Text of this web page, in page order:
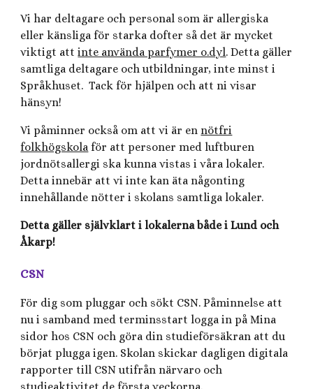
Vi har deltagare och personal som är allergiska
eller känsliga för starka dofter så det är mycket
viktigt attinte använda parfymer o.dyl. Detta gäller
samtliga deltagare och utbildningar, inte minst i
Språkhuset. Tack för hjälpen och att ni visar
hänsyn!
Vi påminner också om att vi är en nötfri
folkhögskola för att personer med luftburen
jordnötsallergi ska kunna vistas i våra lokaler.
Detta innebär att vi inte kan äta någonting
innehållande nötter i skolans samtliga lokaler.
Detta gäller självklart i lokalerna både i Lund och
Åkarp!
CSN
För dig som pluggar och sökt CSN. Påminnelse att
nu i samband med terminsstart logga in på Mina
sidor hos CSN och göra din studieförsäkran att du
börjat plugga igen. Skolan skickar dagligen digitala
rapporter till CSN utifrån närvaro och
studieaktivitet de första veckorna.